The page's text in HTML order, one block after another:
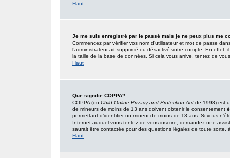
Haut
Je me suis enregistré par le passé mais je ne peux plus me
Commencez par vérifier vos nom d’utilisateur et mot de passe
l’administrateur ait supprimé ou désactivé votre compte. En
la taille de la base de données. Si cela vous arrive, tentez de
Haut
Que signifie COPPA?
COPPA (ou Child Online Privacy and Protection Act de 1998) est
de mineurs de moins de 13 ans doivent obtenir le consentement
permettant d’identifier un mineur de moins de 13 ans. Si vous
Internet auquel vous tentez de vous inscrire, demandez une
saurait être contactée pour des questions légales de toute sorte,
Haut